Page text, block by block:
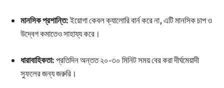
মানসিক প্রশান্তি:ইয়োগা কেবল ক্যালোরি বার্ন করে না, এটি মানসিক চাপ ও
উদ্বেগ কমাতেও সাহায্য করে।
ধারাবাহিকতা:প্রতিদিন অন্তত ২০-৩০ মিনিট সময় বের করা দীর্ঘমেয়াদী
সুফলের জন্য জরুরি।